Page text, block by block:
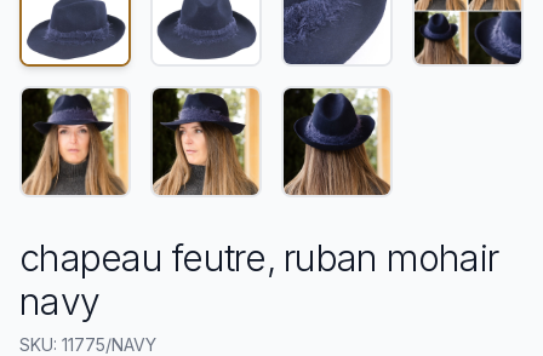
chapeau feutre, ruban mohair
navy
SKU: 11775/NAVY